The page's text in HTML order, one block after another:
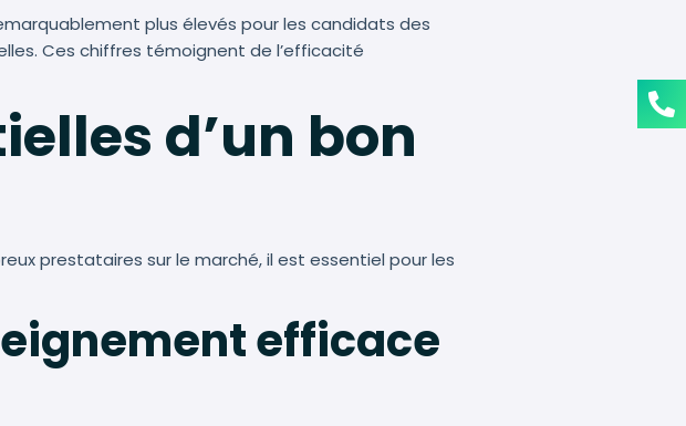
plus élevés pour les candidats des
Ces chiffres témoignent de l’efficacité
d’un bon
prestataires sur le marché, il est essentiel pour les
efficace